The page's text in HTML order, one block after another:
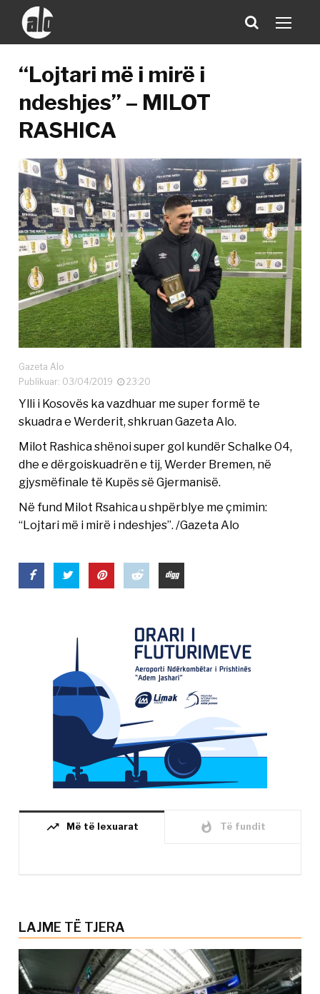
“Lojtari më i mirë i
ndeshjes” – MILOT
RASHICA
Gazeta Alo
Publikuar: 03/04/2019
23:20
Ylli i Kosovës ka vazdhuar me super formë te
skuadra e Werderit, shkruan Gazeta Alo.
Milot Rashica shënoi super gol kundër Schalke 04,
dhe e dërgoiskuadrën e tij, Werder Bremen, në
gjysmëfinale të Kupës së Gjermanisë.
Në fund Milot Rsahica u shpërblye me çmimin:
“Lojtari më i mirë i ndeshjes”. /Gazeta Alo
trending_up Më të lexuarat whatshot Të fundit
LAJME TË TJERA